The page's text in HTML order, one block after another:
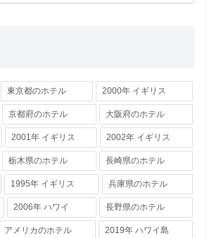
東京都のホテル 2000年 イギリス
京都府のホテル 大阪府のホテル
2001年 イギリス 2002年 イギリス
栃木県のホテル 長崎県のホテル
1995年 イギリス 兵庫県のホテル
2006年 ハワイ 長野県のホテル
アメリカのホテル 2019年 ハワイ島